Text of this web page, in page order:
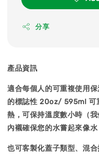
分享
產品資訊
適合每個人的可重複使用
的標誌性 20oz/ 595ml 可
熱，可保持溫度數小時（
內襯確保您的水嘗起來像水
也可客製化蓋子類型、混